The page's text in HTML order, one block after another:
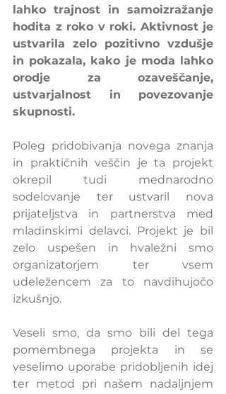
lahko trajnost in samoizražanje
hodita z roko v roki. Aktivnost je
ustvarila zelo pozitivno vzdušje
in pokazala, kako je moda lahko
orodje za ozaveščanje,
ustvarjalnost in povezovanje
skupnosti.
Poleg pridobivanja novega znanja
in praktičnih veščin je ta projekt
okrepil tudi mednarodno
sodelovanje ter ustvaril nova
prijateljstva in partnerstva med
mladinskimi delavci. Projekt je bil
zelo uspešen in hvaležni smo
organizatorjem ter vsem
udeležencem za to navdihujočo
izkušnjo.
Veseli smo, da smo bili del tega
pomembnega projekta in se
veselimo uporabe pridobljenih idej
ter metod pri našem nadaljnjem